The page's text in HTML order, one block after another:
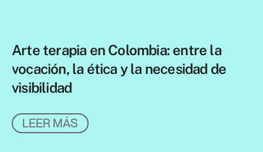
Arte terapia en Colombia: entre la
vocación, la ética y la necesidad de
visibilidad
LEER MÁS